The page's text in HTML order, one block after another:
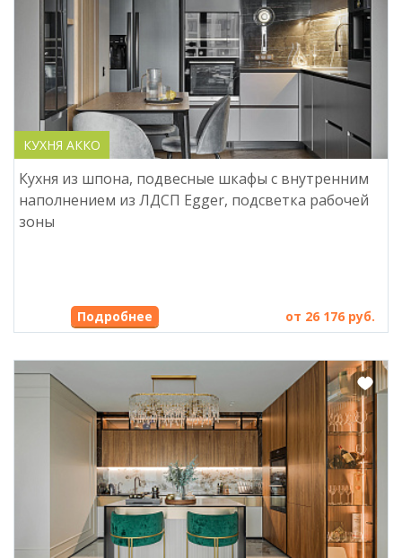
КУХНЯ АККО
Кухня из шпона, подвесные шкафы с внутренним
наполнением из ЛДСП Egger, подсветка рабочей
зоны
от 26 176 руб.